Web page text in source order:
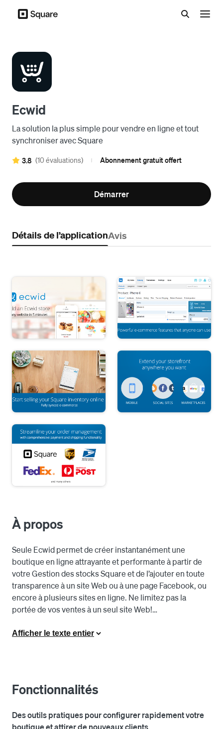
Ecwid
La solution la plus simple pour vendre en ligne et tout
synchroniser avec Square
3.8 (10 évaluations) Abonnement gratuit offert
Démarrer
Détails de l’applicationAvis
À propos
Seule Ecwid permet de créer instantanément une
boutique en ligne attrayante et performante à partir de
votre Gestion des stocks Square et de l’ajouter en toute
transparence à un site Web ou à une page Facebook, ou
encore à plusieurs sites en ligne. Ne limitez pas la
portée de vos ventes à un seul site Web!
En un seul clic, les paiements Square sont configurés,
Ecwid vous offre toutes les fonctions dont vous avez
Afficher le texte entier
Fonctionnalités
Des outils pratiques pour configurer rapidement votre
boutique et attirer de nouveaux clients